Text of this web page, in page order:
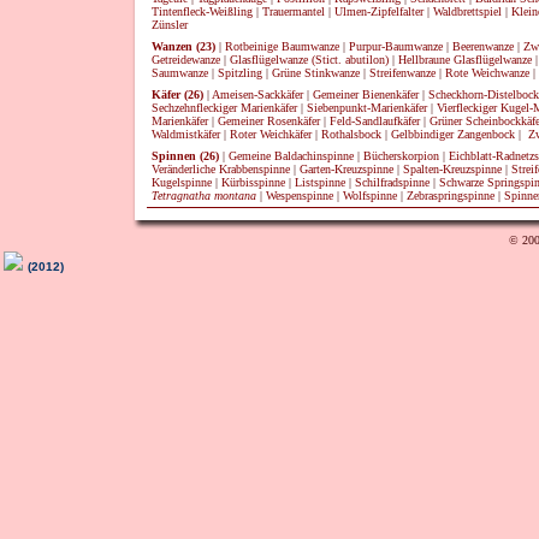
Tintenfleck-Weißling | Trauermantel | Ulmen-Zipfelfalter| Waldbrettspiel |
Zünsler
Wanzen (23) | Rotbeinige Baumwanze | Purpur-Baumwanze | Beerenwanze |
Getreidewanze | Glasflügelwanze (Stict. abutilon) | Hellbraune Glasflügelwanze
Saumwanze | Spitzling | Grüne Stinkwanze | Streifenwanze | Rote Weichwanze |
Käfer (26) | Ameisen-Sackkäfer| Gemeiner Bienenkäfer| Scheckhorn-Distelbock
Sechzehnfleckiger Marienkäfer| Siebenpunkt-Marienkäfer| Vierfleckiger Kugel-
Marienkäfer| Gemeiner Rosenkäfer| Feld-Sandlaufkäfer| Grüner
Waldmistkäfer| Roter Weichkäfer| Rothalsbock | Gelbbindiger Zangenbock |
Spinnen (26) | Gemeine Baldachinspinne | Bücherskorpion | Eichblatt-
Veränderliche Krabbenspinne | Garten-Kreuzspinne | Spalten-Kreuzspinne |
Kugelspinne | Kürbisspinne | Listspinne | Schilfradspinne | Schwarze
Tetragnatha montana | Wespenspinne | Wolfspinne | Zebraspringspinne |
©
(2012)